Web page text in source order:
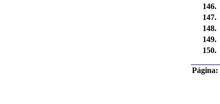
146.
147.
148.
149.
150.
Página: